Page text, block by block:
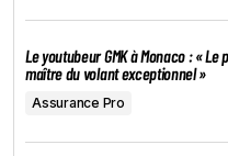
Le youtubeur GMK à Monaco : «
maître du volant exceptionnel »
Assurance Pro